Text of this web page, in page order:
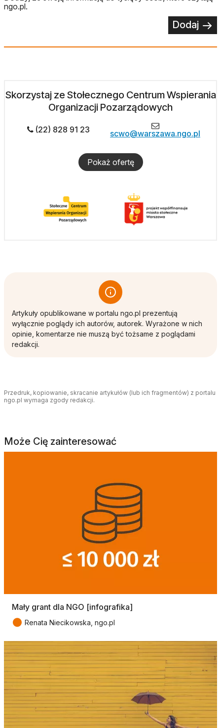
ngo.pl.
Dodaj
Skorzystaj ze Stołecznego Centrum Wspierania
Organizacji Pozarządowych
(22) 828 91 23 scwo@warszawa.ngo.pl
Pokaż ofertę
Artykuły opublikowane w portalu ngo.pl prezentują
wyłącznie poglądy ich autorów, autorek. Wyrażone w nich
opinie, komentarze nie muszą być tożsame z poglądami
redakcji.
Przedruk, kopiowanie, skracanie artykułów (lub ich fragmentów) z portalu
ngo.pl wymaga zgody redakcji.
Może Cię zainteresować
Mały grant dla NGO [infografika]
● Renata Niecikowska, ngo.pl